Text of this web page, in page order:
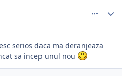
serios daca ma deranjeaza
sa incep unul nou